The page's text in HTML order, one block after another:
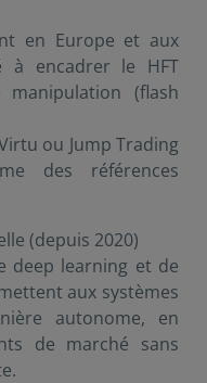
en Europe et aux
à encadrer le HFT
(flash
ou Jump Trading
des références
(depuis 2020)
deep learning et de
aux systèmes
autonome, en
de marché sans